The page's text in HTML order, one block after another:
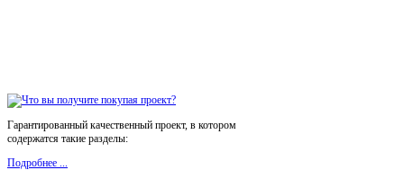
Гарантированный качественный проект, в котором
содержатся такие разделы:
Подробнее ...